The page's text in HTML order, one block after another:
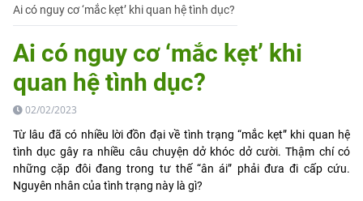
Quân
Ai có nguy cơ ‘mắc kẹt’ khi quan hệ tình dục?
Ai có nguy cơ ‘mắc kẹt’ khi
quan hệ tình dục?
02/02/2023
Từ lâu đã có nhiều lời đồn đại về tình trạng “mắc kẹt” khi quan hệ
tình dục gây ra nhiều câu chuyện dở khóc dở cười. Thậm chí có
những cặp đôi đang trong tư thế “ân ái” phải đưa đi cấp cứu.
Nguyên nhân của tình trạng này là gì?